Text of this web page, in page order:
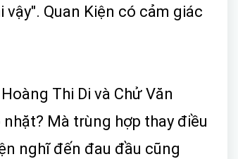
Quan Kiện có cảm giác
Thi Di và Chử Văn
Mà trùng hợp thay điều
nghĩ đến đau đầu cũng